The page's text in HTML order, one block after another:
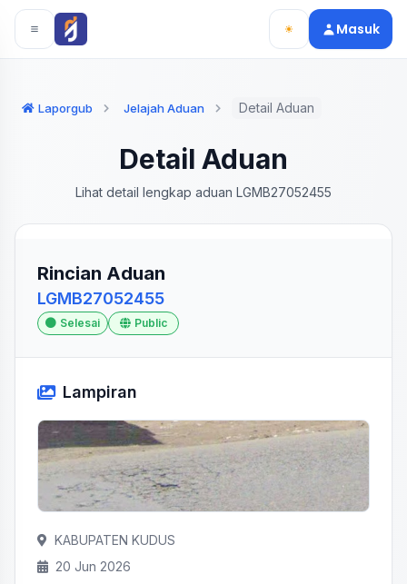
Langsung ke konten utama
Langsung ke navigasi
Masuk
Laporgub Jelajah Aduan Detail Aduan
Detail Aduan
Lihat detail lengkap aduan LGMB27052455
Rincian Aduan
LGMB27052455
Selesai Public
Lampiran
KABUPATEN KUDUS
20 Jun 2026